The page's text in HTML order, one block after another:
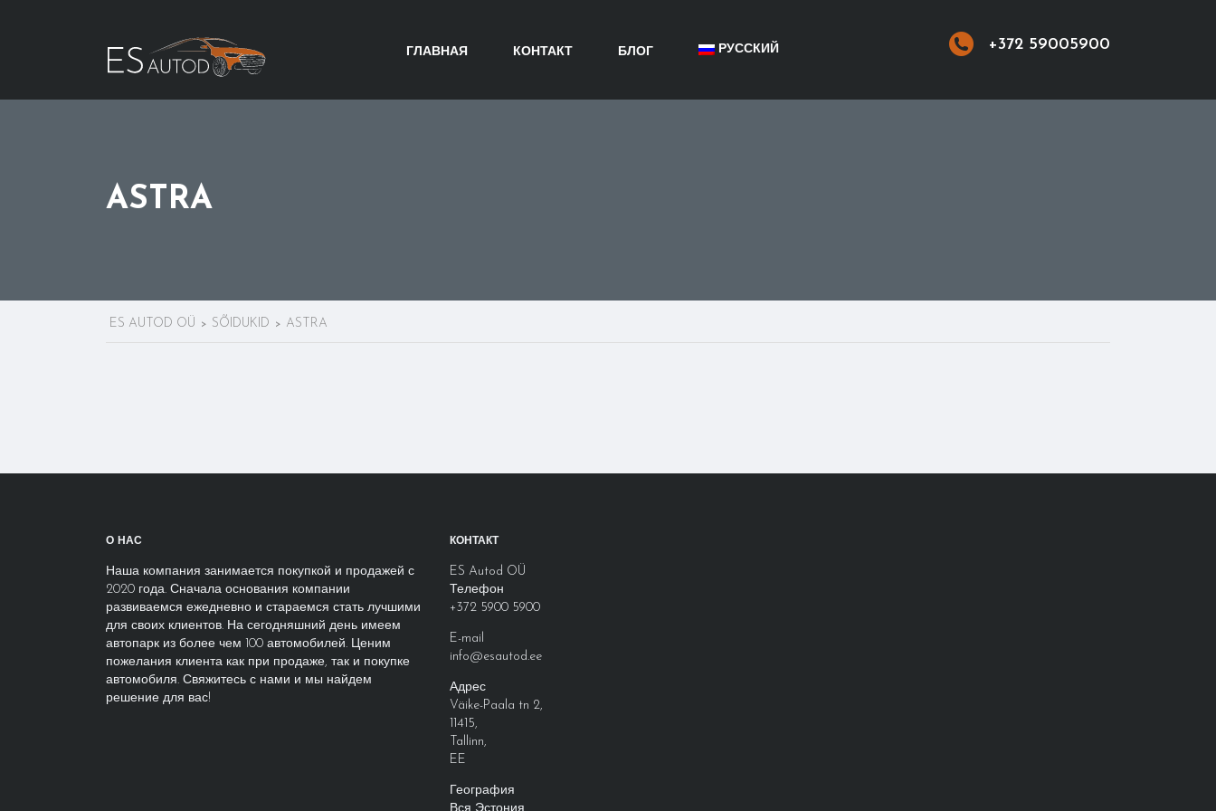
+372 59005900
ГЛАВНАЯ КОНТАКТ БЛОГ РУССКИЙ
ASTRA
ES AUTOD OÜ > SÕIDUKID > ASTRA
О НАС
Наша компания занимается покупкой и продажей с
2020 года. Сначала основания компании
развиваемся ежедневно и стараемся стать лучшими
для своих клиентов. На сегодняшний день имеем
автопарк из более чем 100 автомобилей. Ценим
пожелания клиента как при продаже, так и покупке
автомобиля. Свяжитесь с нами и мы найдем
решение для вас!
КОНТАКТ
ES Autod OÜ
Телефон
+372 5900 5900
E-mail
info@esautod.ee
Адрес
Väike-Paala tn 2,
11415,
Tallinn,
EE
География